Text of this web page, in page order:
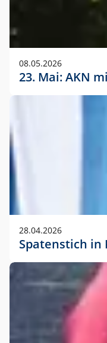
08.05.2026
23. Mai: AKN
28.04.2026
Spatenstich in